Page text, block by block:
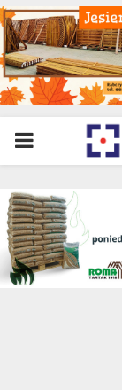
PRIMARY
MENU